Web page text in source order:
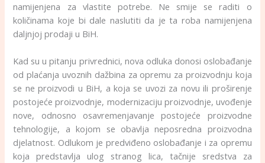
namijenjena za vlastite potrebe. Ne smije se raditi o
količinama koje bi dale naslutiti da je ta roba namijenjena
daljnjoj prodaji u BiH.
Kad su u pitanju privrednici, nova odluka donosi oslobađanje
od plaćanja uvoznih dažbina za opremu za proizvodnju koja
se ne proizvodi u BiH, a koja se uvozi za novu ili proširenje
postojeće proizvodnje, modernizaciju proizvodnje, uvođenje
nove, odnosno osavremenjavanje postojeće proizvodne
tehnologije, a kojom se obavlja neposredna proizvodna
djelatnost. Odlukom je predviđeno oslobađanje i za opremu
koja predstavlja ulog stranog lica, tačnije sredstva za